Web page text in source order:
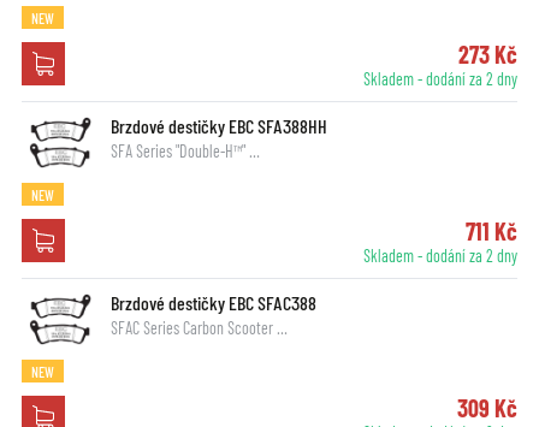
NEW
273 Kč
Skladem - dodání za 2 dny
Brzdové destičky EBC SFA388HH
SFA Series "Double-H™" …
NEW
711 Kč
Skladem - dodání za 2 dny
Brzdové destičky EBC SFAC388
SFAC Series Carbon Scooter …
NEW
309 Kč